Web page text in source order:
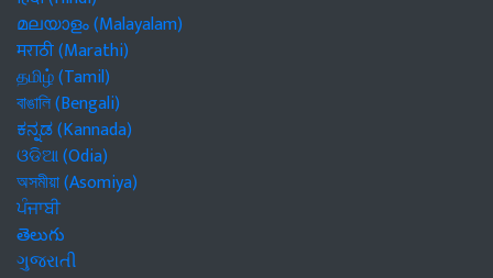
മലയാളം (Malayalam)
मराठी (Marathi)
தமிழ் (Tamil)
বাঙালি (Bengali)
ಕನ್ನಡ (Kannada)
ଓଡିଆ (Odia)
অসমীয়া (Asomiya)
ਪੰਜਾਬੀ
తెలుగు
ગુજરાતી